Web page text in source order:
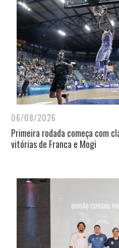
06/08/2026
Primeira rodada começa com
vitórias de Franca e Mogi